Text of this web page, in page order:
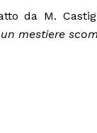
da M.
mestiere